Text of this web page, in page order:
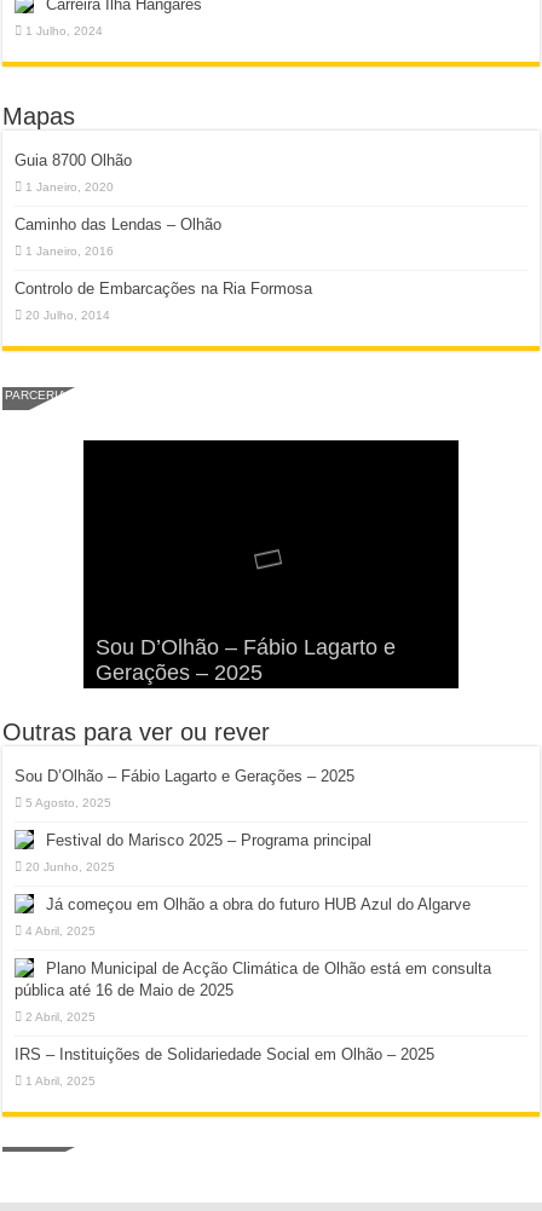
Carreira Ilha Hangares
1 Julho, 2024
Mapas
Guia 8700 Olhão
1 Janeiro, 2020
Caminho das Lendas – Olhão
1 Janeiro, 2016
Controlo de Embarcações na Ria Formosa
20 Julho, 2014
PARCERIA
Sou D’Olhão – Fábio Lagarto e
Gerações – 2025
Armona: Música, Comida e
Diversão à Beira-Ria!
Taphani X Benkest: Vídeo Musical
na Ilha da Armona
“Lavar a Loiça” na Ilha dos
Hangares
Quatro Dias Mais Um de Aventura e
Diversão!
Outras para ver ou rever
Sou D’Olhão – Fábio Lagarto e Gerações – 2025
5 Agosto, 2025
Festival do Marisco 2025 – Programa principal
20 Junho, 2025
Já começou em Olhão a obra do futuro HUB Azul do Algarve
4 Abril, 2025
Plano Municipal de Acção Climática de Olhão está em consulta
pública até 16 de Maio de 2025
2 Abril, 2025
IRS – Instituições de Solidariedade Social em Olhão – 2025
1 Abril, 2025